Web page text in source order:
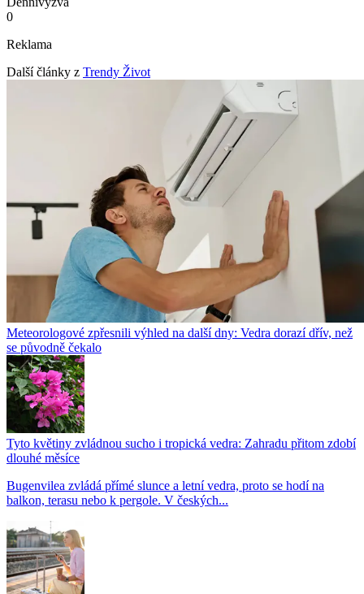
0
Reklama
Další články z Trendy Život
Meteorologové zpřesnili výhled na další dny: Vedra dorazí dřív, než
se původně čekalo
Tyto květiny zvládnou sucho i tropická vedra: Zahradu přitom zdobí
dlouhé měsíce
Bugenvilea zvládá přímé slunce a letní vedra, proto se hodí na
balkon, terasu nebo k pergole. V českých...